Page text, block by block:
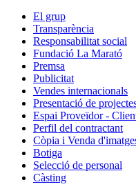
El grup
Transparència
Responsabilitat social
Fundació La Marató
Premsa
Publicitat
Vendes internacionals
Presentació de
Espai Proveïdor -
Perfil del contractant
Còpia i Venda
Botiga
Selecció de personal
Càsting